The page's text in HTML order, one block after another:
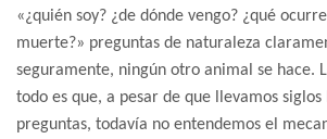
«¿quién soy? ¿de dónde vengo? ¿qué
muerte?» preguntas de naturaleza
seguramente, ningún otro animal se hace.
todo es que, a pesar de que llevamos siglos
preguntas, todavía no entendemos el